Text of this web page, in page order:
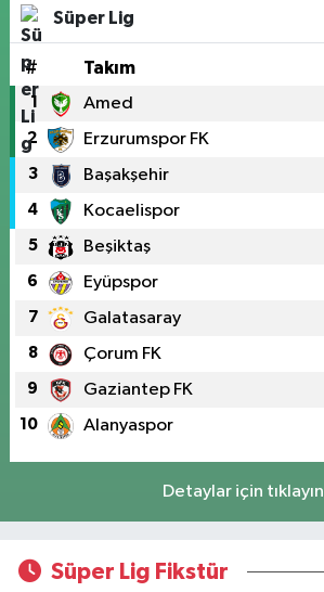
Süper Lig
# Takım
1 Amed
2 Erzurumspor FK
3 Başakşehir
4 Kocaelispor
5 Beşiktaş
6 Eyüpspor
7 Galatasaray
8 Çorum FK
9 Gaziantep FK
10 Alanyaspor
Detaylar için tıklayın
Süper Lig Fikstür